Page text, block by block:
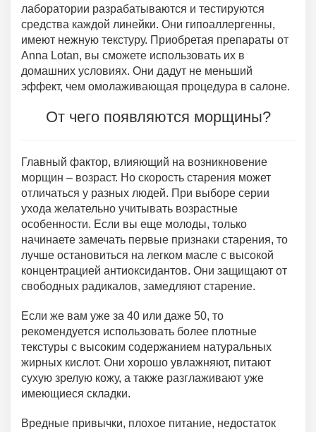
лаборатории разрабатываются и тестируются
средства каждой линейки. Они гипоаллергенны,
имеют нежную текстуру. Приобретая препараты от
Anna Lotan, вы сможете использовать их в
домашних условиях. Они дадут не меньший
эффект, чем омолаживающая процедура в салоне.
От чего появляются морщины?
Главный фактор, влияющий на возникновение
морщин – возраст. Но скорость старения может
отличаться у разных людей. При выборе серии
ухода желательно учитывать возрастные
особенности. Если вы еще молоды, только
начинаете замечать первые признаки старения, то
лучше остановиться на легком масле с высокой
концентрацией антиоксидантов. Они защищают от
свободных радикалов, замедляют старение.
Если же вам уже за 40 или даже 50, то
рекомендуется использовать более плотные
текстуры с высоким содержанием натуральных
жирных кислот. Они хорошо увлажняют, питают
сухую зрелую кожу, а также разглаживают уже
имеющиеся складки.
Вредные привычки, плохое питание, недостаток